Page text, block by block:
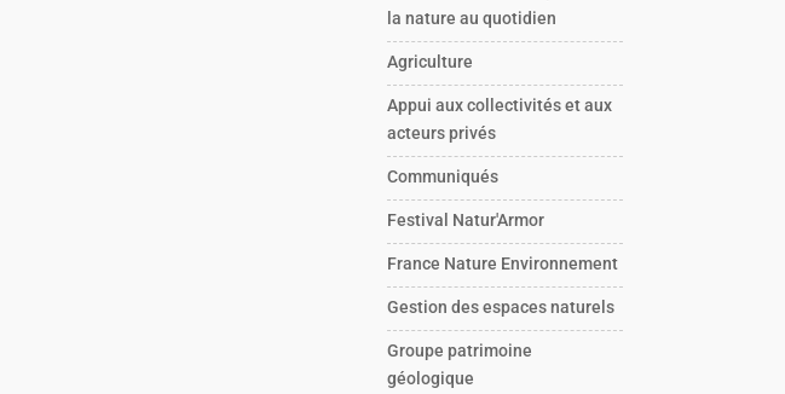
la nature au quotidien
Agriculture
Appui aux collectivités et aux
acteurs privés
Communiqués
Festival Natur'Armor
France Nature Environnement
Gestion des espaces naturels
Groupe patrimoine
géologique